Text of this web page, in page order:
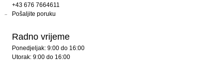
+43 676 7664611
Pošaljite poruku
Radno vrijeme
Ponedjeljak: 9:00 do 16:00
Utorak: 9:00 do 16:00